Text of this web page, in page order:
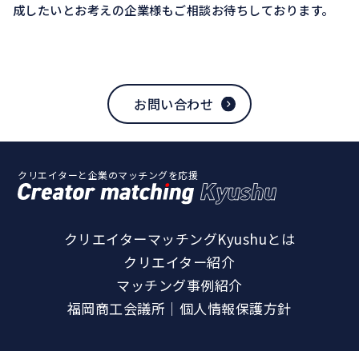
成したいとお考えの企業様もご相談お待ちしております。
お問い合わせ
クリエイターと企業のマッチングを応援
クリエイターマッチングKyushuとは
クリエイター紹介
マッチング事例紹介
福岡商工会議所｜個人情報保護方針